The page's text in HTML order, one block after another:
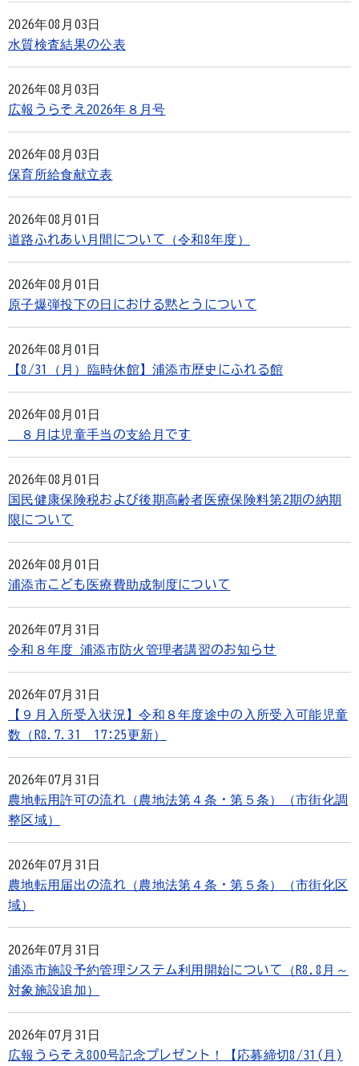
2026年08月03日
水質検査結果の公表
2026年08月03日
広報うらそえ2026年８月号
2026年08月03日
保育所給食献立表
2026年08月01日
道路ふれあい月間について（令和8年度）
2026年08月01日
原子爆弾投下の日における黙とうについて
2026年08月01日
【8/31（月）臨時休館】浦添市歴史にふれる館
2026年08月01日
８月は児童手当の支給月です
2026年08月01日
国民健康保険税および後期高齢者医療保険料第2期の納期
限について
2026年08月01日
浦添市こども医療費助成制度について
2026年07月31日
令和８年度 浦添市防火管理者講習のお知らせ
2026年07月31日
【９月入所受入状況】令和８年度途中の入所受入可能児童
数（R8.7.31 17:25更新）
2026年07月31日
農地転用許可の流れ（農地法第４条・第５条）（市街化調
整区域）
2026年07月31日
農地転用届出の流れ（農地法第４条・第５条）（市街化区
域）
2026年07月31日
浦添市施設予約管理システム利用開始について（R8.8月～
対象施設追加）
2026年07月31日
広報うらそえ800号記念プレゼント！【応募締切8/31(月)